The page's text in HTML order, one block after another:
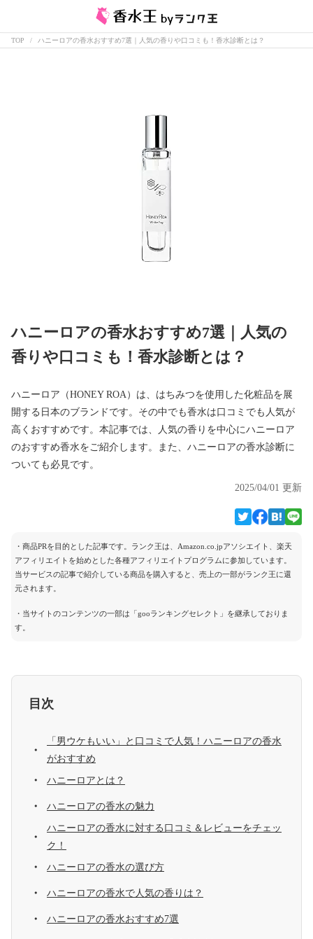
TOP ハニーロアの香水おすすめ7選｜人気の香りや口コミも！香水診断とは？
ハニーロアの香水おすすめ7選｜人気の
香りや口コミも！香水診断とは？
ハニーロア（HONEY ROA）は、はちみつを使用した化粧品を展
開する日本のブランドです。その中でも香水は口コミでも人気が
高くおすすめです。本記事では、人気の香りを中心にハニーロア
のおすすめ香水をご紹介します。また、ハニーロアの香水診断に
ついても必見です。
2025/04/01 更新
・商品PRを目的とした記事です。ランク王は、Amazon.co.jpアソシエイト、楽天
アフィリエイトを始めとした各種アフィリエイトプログラムに参加しています。
当サービスの記事で紹介している商品を購入すると、売上の一部がランク王に還
元されます。
・当サイトのコンテンツの一部は「gooランキングセレクト」を継承しておりま
す。
目次
「男ウケもいい」と口コミで人気！ハニーロアの香水
がおすすめ
ハニーロアとは？
ハニーロアの香水の魅力
ハニーロアの香水に対する口コミ＆レビューをチェッ
ク！
ハニーロアの香水の選び方
ハニーロアの香水で人気の香りは？
ハニーロアの香水おすすめ7選